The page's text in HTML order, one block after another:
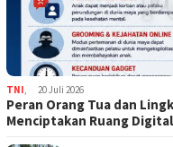
TNI 20 Juli 2026
Peran Orang Tua dan
Menciptakan Ruang